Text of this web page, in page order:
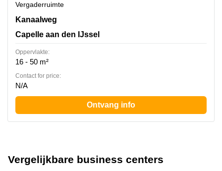
Vergaderruimte
Kanaalweg 33-35, Capelle aan den IJssel, Capelle aan
Kanaalweg
Capelle aan den IJssel
Oppervlakte:
16 - 50 m²
Contact for price:
N/A
Ontvang info
Vergelijkbare business centers